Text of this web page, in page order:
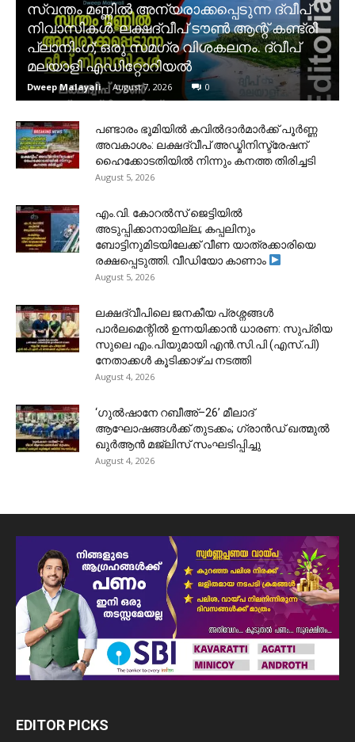
സ്വന്തം മണ്ണിൽ അന്യരാക്കപ്പെടുന്ന ദ്വീപ്
നിവാസികൾ. ലക്ഷദ്വീപ് ടൗൺ ആന്റ് കണ്ട്രി
പ്ലാനിംഗ്; ഒരു സമഗ്ര വിശകലനം. ദ്വീപ്
മലയാളി എഡിറ്റോറിയൽ
Dweep Malayali - August 7, 2026 0
പണ്ടാരം ഭൂമിയിൽ കവിൽദാർമാർക്ക് പൂർണ്ണ
അവകാശം: ലക്ഷദ്വീപ് അഡ്മിനിസ്ട്രേഷന്
ഹൈക്കോടതിയിൽ നിന്നും കനത്ത തിരിച്ചടി
August 5, 2026
​എം.വി. കോറൽസ് ജെട്ടിയിൽ
അടുപ്പിക്കാനായില്ല; കപ്പലിനും
ബോട്ടിനുമിടയിലേക്ക് വീണ യാത്രക്കാരിയെ
രക്ഷപ്പെടുത്തി. വീഡിയോ കാണാം
August 5, 2026
ലക്ഷദ്വീപിലെ ജനകീയ പ്രശ്നങ്ങൾ
പാർലമെന്റിൽ ഉന്നയിക്കാൻ ധാരണ: സുപ്രിയ
സുലെ എം.പിയുമായി എൻ.സി.പി (എസ്.പി)
നേതാക്കൾ കൂടിക്കാഴ്ച നടത്തി
August 4, 2026
‘ഗുൽഷാനേ റബീഅ്–26’ മീലാദ്
ആഘോഷങ്ങൾക്ക് തുടക്കം; ഗ്രാൻഡ് ഖത്മുൽ
ഖുർആൻ മജ്‌ലിസ് സംഘടിപ്പിച്ചു
August 4, 2026
EDITOR PICKS